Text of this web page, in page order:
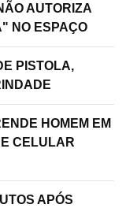
AUTORIZA
NO ESPAÇO
PISTOLA,
HOMEM EM
CELULAR
APÓS